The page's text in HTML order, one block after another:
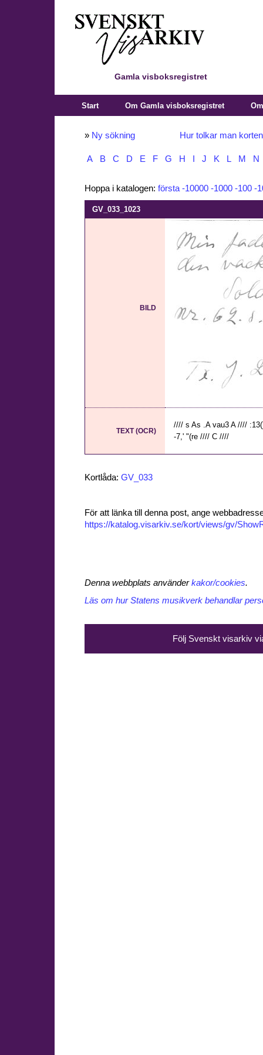
Gamla visboksregistret
Start Om Gamla visboksregistret
» Ny sökning Hur tolkar man
A B C D E F G H J K L M N
Hoppa i katalogen: första -10000 -1000 -100 -
GV_033_1023
BILD
TEXT (OCR)
//// s As .A vau3 A ////
-7,' "(re //// C ////
Kortlåda: GV_033
För att länka till denna post, ange
https://katalog.visarkiv.se/kort/views/gv/
Denna webbplats använderkakor/cookies.
Läs om hur Statens musikverk behandlar
Följ Svenskt visarkiv